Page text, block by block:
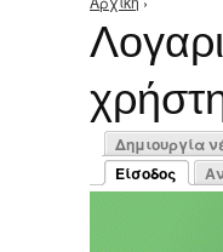
Είστε εδώ
Δημιουργία
Είσοδος
(ενεργή